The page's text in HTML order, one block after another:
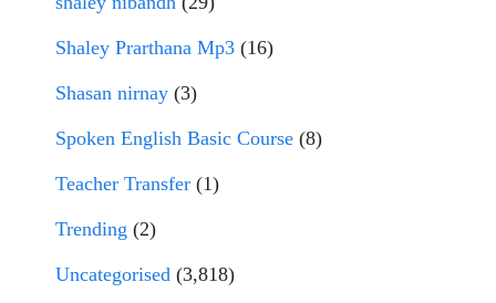
Shaley Prarthana Mp3 (16)
Shasan nirnay (3)
Spoken English Basic Course (8)
Teacher Transfer (1)
Trending (2)
Uncategorised (3,818)